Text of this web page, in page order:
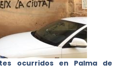
ocurridos en Palma de